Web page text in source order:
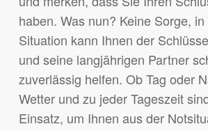
haben. Was nun? Keine Sorge,
Situation kann Ihnen der
und seine langjährigen Partner
zuverlässig helfen. Ob Tag oder
Wetter und zu jeder Tageszeit
Einsatz, um Ihnen aus der